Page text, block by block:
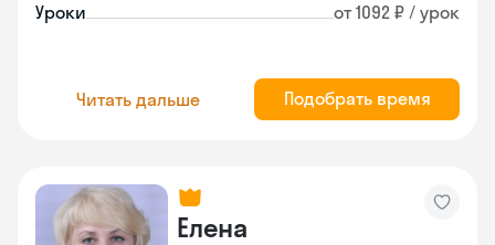
Уроки от 1092 ₽ / урок
Читать дальше Подобрать время
Елена